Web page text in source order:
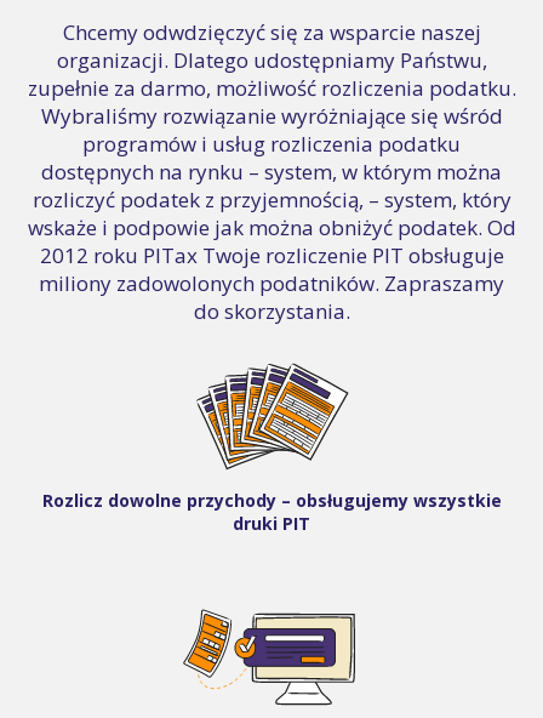
Chcemy odwdzięczyć się za wsparcie naszej
organizacji. Dlatego udostępniamy Państwu,
zupełnie za darmo, możliwość rozliczenia podatku.
Wybraliśmy rozwiązanie wyróżniające się wśród
programów i usług rozliczenia podatku
dostępnych na rynku – system, w którym można
rozliczyć podatek z przyjemnością, – system, który
wskaże i podpowie jak można obniżyć podatek. Od
2012 roku PITax Twoje rozliczenie PIT obsługuje
miliony zadowolonych podatników. Zapraszamy
do skorzystania.
Rozlicz dowolne przychody – obsługujemy wszystkie
druki PIT